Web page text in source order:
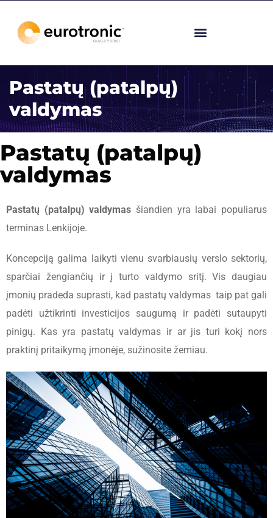
Pastatų (patalpų)
valdymas
Pastatų (patalpų)
valdymas
Pastatų (patalpų) valdymas šiandien yra labai populiarus
terminas Lenkijoje.
Koncepciją galima laikyti vienu svarbiausių verslo sektorių,
sparčiai žengiančių ir į turto valdymo sritį. Vis daugiau
įmonių pradeda suprasti, kad pastatų valdymas taip pat gali
padėti užtikrinti investicijos saugumą ir padėti sutaupyti
pinigų. Kas yra pastatų valdymas ir ar jis turi kokį nors
praktinį pritaikymą įmonėje, sužinosite žemiau.